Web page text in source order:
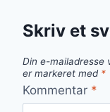
Skriv et
Din e-mailadresse
er markeret med *
Kommentar *